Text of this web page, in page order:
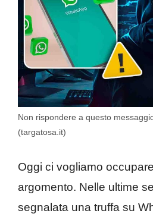
Non rispondere a questo
(targatosa.it)
Oggi ci vogliamo
argomento. Nelle ultime
segnalata una truffa su